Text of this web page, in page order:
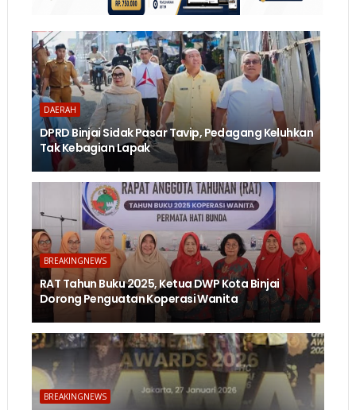
DAERAH
DPRD Binjai Sidak Pasar Tavip, Pedagang Keluhkan
Tak Kebagian Lapak
BREAKINGNEWS
RAT Tahun Buku 2025, Ketua DWP Kota Binjai
Dorong Penguatan Koperasi Wanita
BREAKINGNEWS